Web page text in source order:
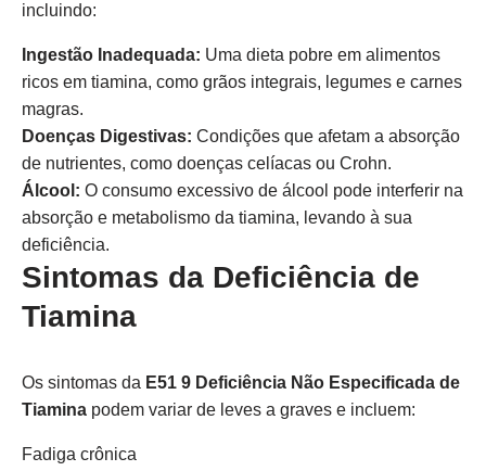
incluindo:
Ingestão Inadequada: Uma dieta pobre em alimentos
ricos em tiamina, como grãos integrais, legumes e carnes
magras.
Doenças Digestivas: Condições que afetam a absorção
de nutrientes, como doenças celíacas ou Crohn.
Álcool: O consumo excessivo de álcool pode interferir na
absorção e metabolismo da tiamina, levando à sua
deficiência.
Sintomas da Deficiência de
Tiamina
Os sintomas da E51 9 Deficiência Não Especificada de
Tiamina podem variar de leves a graves e incluem:
Fadiga crônica